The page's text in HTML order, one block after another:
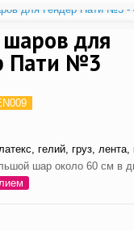
для
Пати №3
гелий, груз, лента,
шар около 60 см в